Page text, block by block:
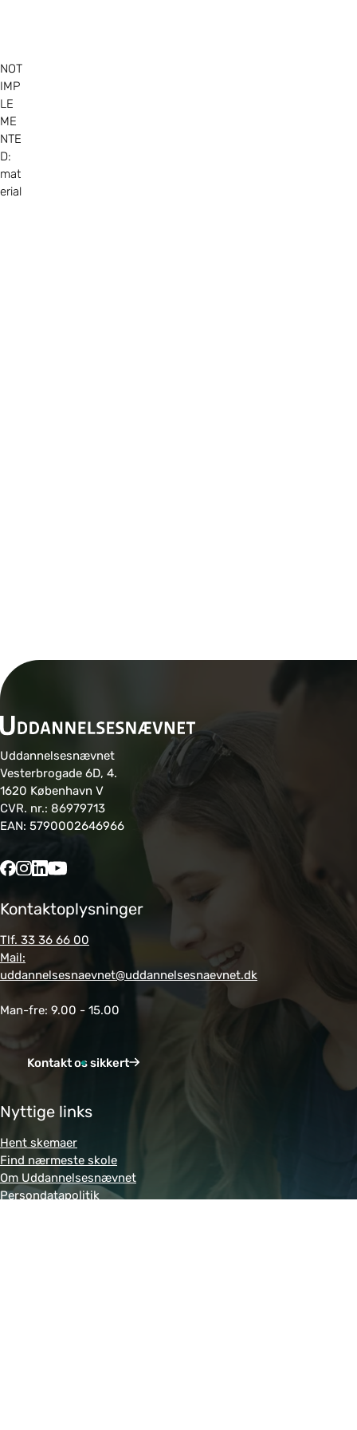
NOT
IMP
LE
ME
NTE
D:
mat
erial
Uddannelsesnævnet
Vesterbrogade 6D, 4.
1620 København V
CVR. nr.: 86979713
EAN: 5790002646966
Kontaktoplysninger
Tlf. 33 36 66 00
Mail:
uddannelsesnaevnet@uddannelsesnaevnet.dk
Man-fre: 9.00 - 15.00
Kontakt os sikkert
Nyttige links
Hent skemaer
Find nærmeste skole
Om Uddannelsesnævnet
Persondatapolitik